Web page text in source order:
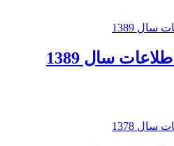
سال 1389